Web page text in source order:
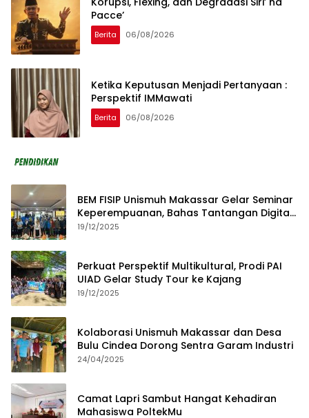
Pacce’
Berita 06/08/2026
Ketika Keputusan Menjadi Pertanyaan :
Perspektif IMMawati
Berita 06/08/2026
BEM FISIP Unismuh Makassar Gelar Seminar
Keperempuanan, Bahas Tantangan Digital
dan Budaya Lokal
19/12/2025
Perkuat Perspektif Multikultural, Prodi PAI
UIAD Gelar Study Tour ke Kajang
19/12/2025
Kolaborasi Unismuh Makassar dan Desa
Bulu Cindea Dorong Sentra Garam Industri
24/04/2025
Camat Lapri Sambut Hangat Kehadiran
Mahasiswa PoltekMu